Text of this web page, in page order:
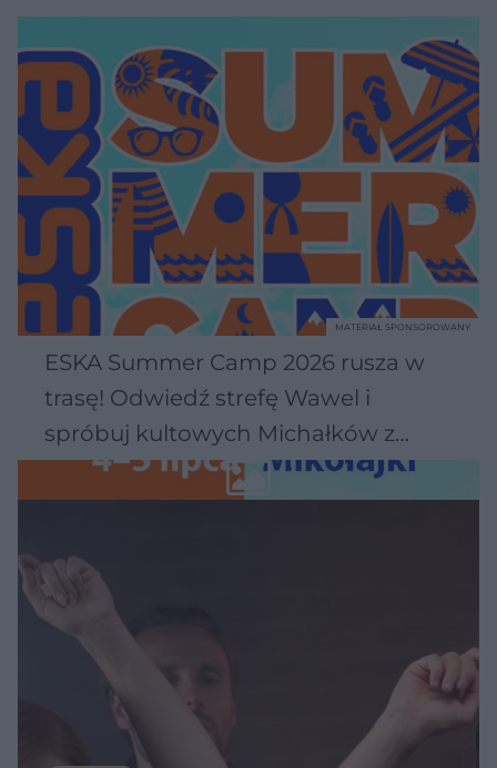
ESKA Summer Camp 2026 rusza w
trasę! Odwiedź strefę Wawel i
spróbuj kultowych Michałków z
Wawelu
MATERIAŁ SPONSOROWANY